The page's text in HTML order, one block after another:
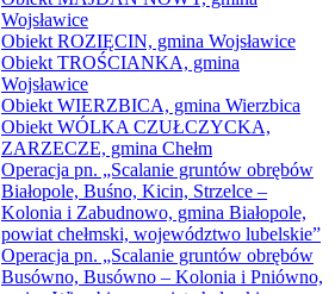
Wojsławice
Obiekt ROZIĘCIN, gmina Wojsławice
Obiekt TROŚCIANKA, gmina
Wojsławice
Obiekt WIERZBICA, gmina Wierzbica
Obiekt WÓLKA CZUŁCZYCKA,
ZARZECZE, gmina Chełm
Operacja pn. „Scalanie gruntów obrębów
Białopole, Buśno, Kicin, Strzelce –
Kolonia i Zabudnowo, gmina Białopole,
powiat chełmski, województwo lubelskie”
Operacja pn. „Scalanie gruntów obrębów
Busówno, Busówno – Kolonia i Pniówno,